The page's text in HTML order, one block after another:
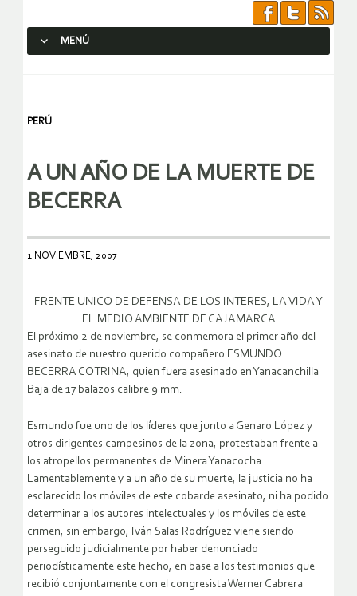
MENÚ
PERÚ
A UN AÑO DE LA MUERTE DE
BECERRA
1 NOVIEMBRE, 2007
FRENTE UNICO DE DEFENSA DE LOS INTERES, LA VIDA Y
EL MEDIO AMBIENTE DE CAJAMARCA
El próximo 2 de noviembre, se conmemora el primer año del
asesinato de nuestro querido compañero ESMUNDO
BECERRA COTRINA, quien fuera asesinado en Yanacanchilla
Baja de 17 balazos calibre 9 mm.
Esmundo fue uno de los líderes que junto a Genaro López y
otros dirigentes campesinos de la zona, protestaban frente a
los atropellos permanentes de Minera Yanacocha.
Lamentablemente y a un año de su muerte, la justicia no ha
esclarecido los móviles de este cobarde asesinato, ni ha podido
determinar a los autores intelectuales y los móviles de este
crimen; sin embargo, Iván Salas Rodríguez viene siendo
perseguido judicialmente por haber denunciado
periodísticamente este hecho, en base a los testimonios que
recibió conjuntamente con el congresista Werner Cabrera